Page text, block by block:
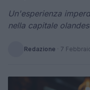
Un'esperienza
nella capitale
Redazione · 7